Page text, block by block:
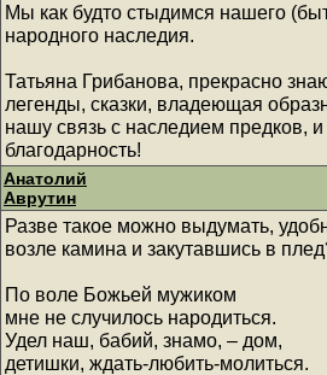
Мы как будто стыдимся нашего
народного наследия.
Татьяна Грибанова, прекрасно
легенды, сказки, владеющая
нашу связь с наследием предков, и
благодарность!
Анатолий
Аврутин
Разве такое можно выдумать,
возле камина и закутавшись в
По воле Божьей мужиком
мне не случилось народиться.
Удел наш, бабий, знамо, – дом,
детишки, ждать-любить-молиться.